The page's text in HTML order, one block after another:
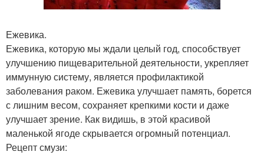
Ежевика.
Ежевика, которую мы ждали целый год, способствует
улучшению пищеварительной деятельности, укрепляет
иммунную систему, является профилактикой
заболевания раком. Ежевика улучшает память, борется
с лишним весом, сохраняет крепкими кости и даже
улучшает зрение. Как видишь, в этой красивой
маленькой ягоде скрывается огромный потенциал.
Рецепт смузи: